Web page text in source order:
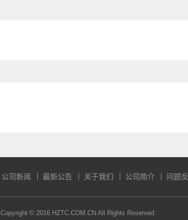
公司新闻 最新公告 关于我们 公司简介 问题
Copyright © 2016 HZTC.COM.CN All Rights Reserved.